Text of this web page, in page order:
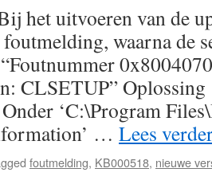
het uitvoeren van de
waarna de
CLSETUP”
‘C:\Program
… Lees
foutmelding, KB000518, nieuwe